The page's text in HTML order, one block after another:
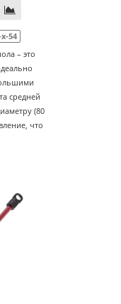
54
– это
средней
(80
что